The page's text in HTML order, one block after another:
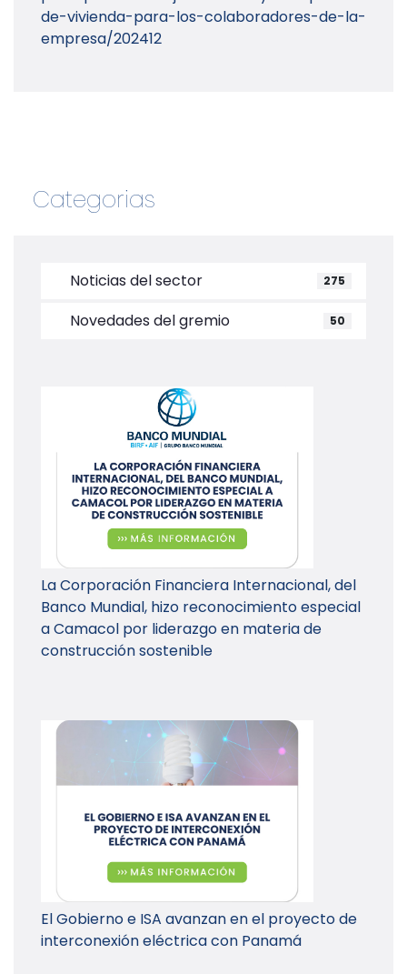
de-vivienda-para-los-colaboradores-de-la-
empresa/202412
Categorias
Noticias del sector 275
Novedades del gremio 50
La Corporación Financiera Internacional, del
Banco Mundial, hizo reconocimiento especial
a Camacol por liderazgo en materia de
construcción sostenible
El Gobierno e ISA avanzan en el proyecto de
interconexión eléctrica con Panamá